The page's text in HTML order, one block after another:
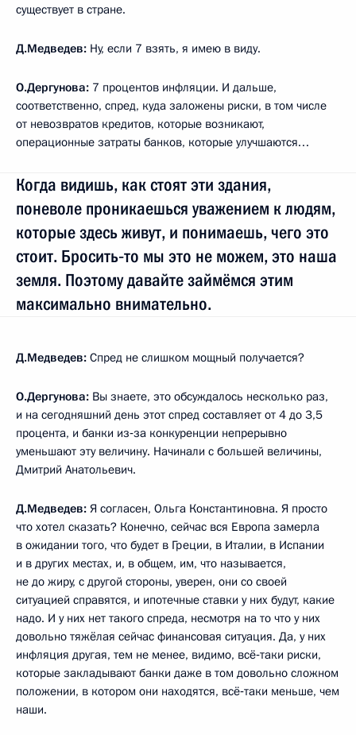
существует в стране.
Д.Медведев: Ну, если 7 взять, я имею в виду.
О.Дергунова: 7 процентов инфляции. И дальше,
соответственно, спред, куда заложены риски, в том числе
от невозвратов кредитов, которые возникают,
операционные затраты банков, которые улучшаются…
Когда видишь, как стоят эти здания,
поневоле проникаешься уважением к людям,
которые здесь живут, и понимаешь, чего это
стоит. Бросить‑то мы это не можем, это наша
земля. Поэтому давайте займёмся этим
максимально внимательно.
Д.Медведев: Спред не слишком мощный получается?
О.Дергунова: Вы знаете, это обсуждалось несколько раз,
и на сегодняшний день этот спред составляет от 4 до 3,5
процента, и банки из‑за конкуренции непрерывно
уменьшают эту величину. Начинали с большей величины,
Дмитрий Анатольевич.
Д.Медведев: Я согласен, Ольга Константиновна. Я просто
что хотел сказать? Конечно, сейчас вся Европа замерла
в ожидании того, что будет в Греции, в Италии, в Испании
и в других местах, и, в общем, им, что называется,
не до жиру, с другой стороны, уверен, они со своей
ситуацией справятся, и ипотечные ставки у них будут, какие
надо. И у них нет такого спреда, несмотря на то что у них
довольно тяжёлая сейчас финансовая ситуация. Да, у них
инфляция другая, тем не менее, видимо, всё‑таки риски,
которые закладывают банки даже в том довольно сложном
положении, в котором они находятся, всё‑таки меньше, чем
наши.